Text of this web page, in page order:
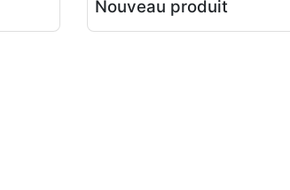
Nouveau produit